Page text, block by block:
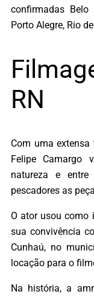
confirmadas Belo
Porto Alegre, Rio
RN
Com uma
Felipe Camargo
natureza e
pescadores as
O ator usou como
sua convivência
Cunhaú, no
locação para o
Na história, a